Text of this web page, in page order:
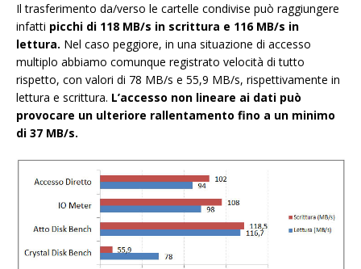
Il trasferimento da/verso le cartelle condivise può raggiungere
infatti picchi di 118 MB/s in scrittura e 116 MB/s in
lettura. Nel caso peggiore, in una situazione di accesso
multiplo abbiamo comunque registrato velocità di tutto
rispetto, con valori di 78 MB/s e 55,9 MB/s, rispettivamente in
lettura e scrittura. L’accesso non lineare ai dati può
provocare un ulteriore rallentamento fino a un minimo
di 37 MB/s.